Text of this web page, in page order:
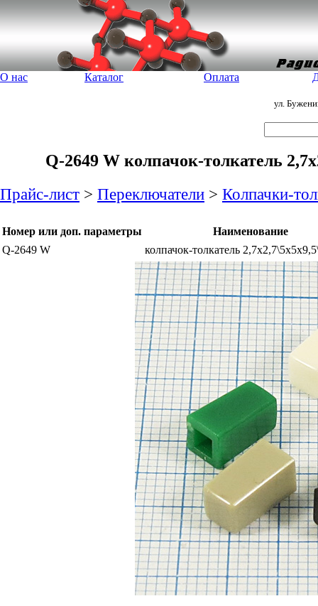
О нас Каталог Оплата
ул.
Q-2649 W колпачок-толкатель
Прайс-лист > Переключатели > Колпачки-
Номер или доп. параметры
Наименование
Q-2649 W
колпачок-толкатель